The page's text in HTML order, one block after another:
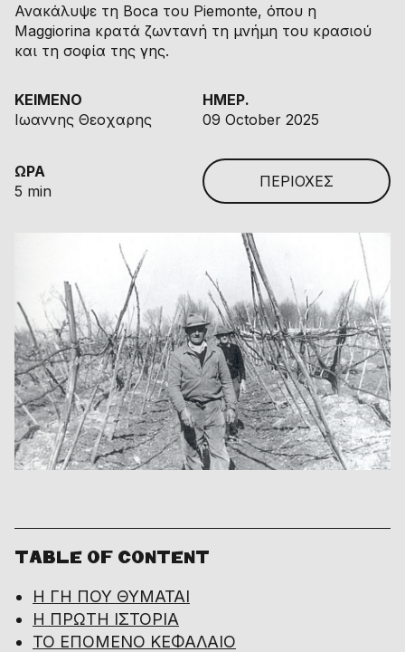
Ανακάλυψε τη Boca του Piemonte, όπου η
Maggiorina κρατά ζωντανή τη μνήμη του κρασιού
και τη σοφία της γης.
ΚΕΙΜΕΝΟ
Ιωαννης Θεοχαρης
ΗΜΕΡ.
09 October 2025
ΩΡΑ
5 min
ΠΕΡΙΟΧΕΣ
TABLE OF CONTENT
Η ΓΗ ΠΟΥ ΘΥΜΑΤΑΙ
Η ΠΡΩΤΗ ΙΣΤΟΡΙΑ
ΤΟ ΕΠΟΜΕΝΟ ΚΕΦΑΛΑΙΟ